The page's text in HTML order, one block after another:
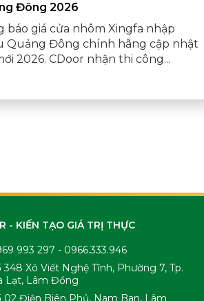
Đông 2026
báo giá cửa nhôm Xingfa nhập
Quảng Đông chính hãng cập nhật
2026. CDoor nhận thi công...
- KIẾN TẠO GIÁ TRỊ THỰC
993 297 - 0966.333.946
348 Xô Viết Nghệ Tĩnh, Phường 7, Tp.
Lạt, Lâm Đồng
02 Điện Biên Phủ, Nam Ban, Lâm